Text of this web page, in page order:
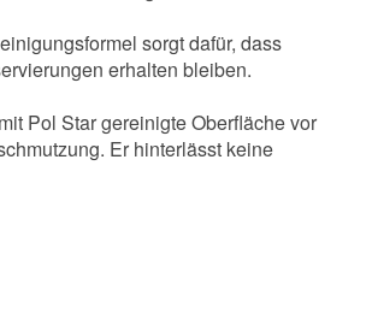
sorgt dafür, dass
erhalten bleiben.
Pol Star gereinigte Oberfläche vor
Er hinterlässt keine